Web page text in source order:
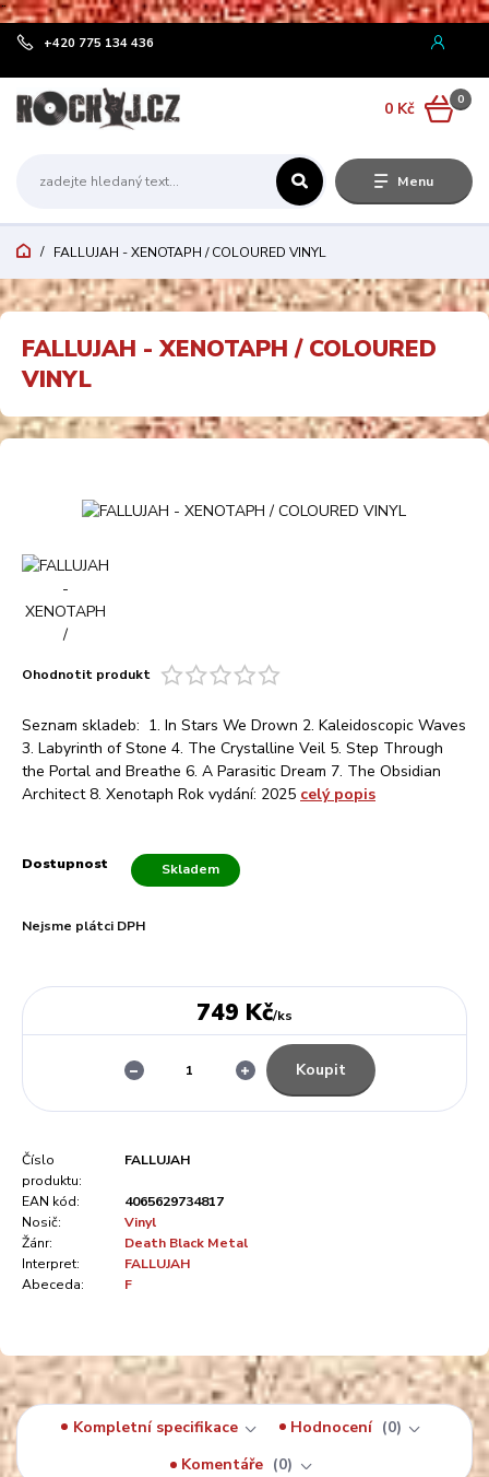
¨
Menu
+420 775 134 436
0
0 Kč
FALLUJAH - XENOTAPH / COLOURED VINYL
FALLUJAH - XENOTAPH / COLOURED
VINYL
Ohodnotit produkt
Seznam skladeb: 1. In Stars We Drown 2. Kaleidoscopic Waves
3. Labyrinth of Stone 4. The Crystalline Veil 5. Step Through
the Portal and Breathe 6. A Parasitic Dream 7. The Obsidian
Architect 8. Xenotaph Rok vydání: 2025 celý popis
Dostupnost Skladem
Nejsme plátci DPH
749 Kč/ks
Koupit
Číslo
produktu:
FALLUJAH
EAN kód:
4065629734817
Nosič:
Vinyl
Žánr:
Death Black Metal
Interpret:
FALLUJAH
Abeceda:
F
Kompletní specifikace Hodnocení
0
Komentáře
0